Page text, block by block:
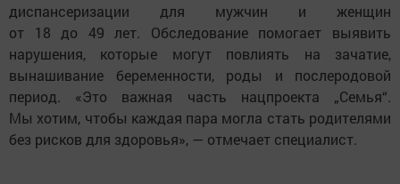
диспансеризации для мужчин и женщин
от 18 до 49 лет. Обследование помогает выявить
нарушения, которые могут повлиять на зачатие,
вынашивание беременности, роды и послеродовой
период. «Это важная часть нацпроекта „Семья“.
Мы хотим, чтобы каждая пара могла стать родителями
без рисков для здоровья», — отмечает специалист.